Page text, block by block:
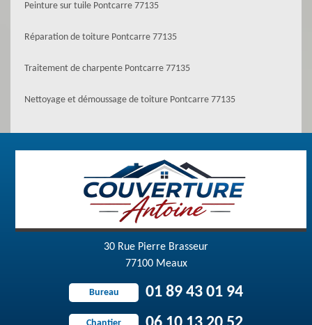
Peinture sur tuile Pontcarre 77135
Réparation de toiture Pontcarre 77135
Traitement de charpente Pontcarre 77135
Nettoyage et démoussage de toiture Pontcarre 77135
30 Rue Pierre Brasseur
77100 Meaux
Bureau 01 89 43 01 94